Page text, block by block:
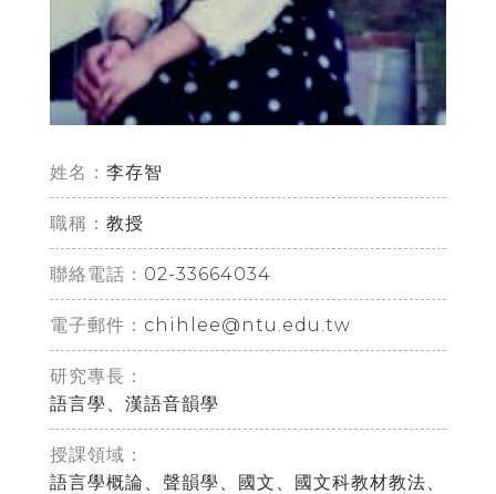
姓名： 李存智
職稱： 教授
聯絡電話： 02-33664034
電子郵件： chihlee@ntu.edu.tw
研究專長：
語言學、漢語音韻學
授課領域：
語言學概論、聲韻學、國文、國文科教材教法、